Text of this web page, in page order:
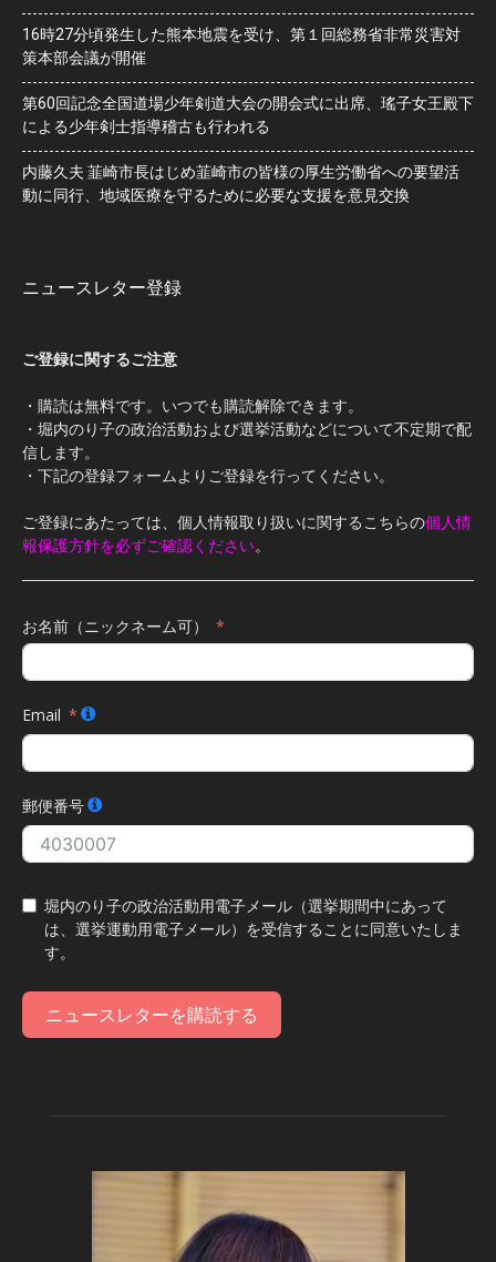
16時27分頃発生した熊本地震を受け、第１回総務省非常災害対
策本部会議が開催
第60回記念全国道場少年剣道大会の開会式に出席、瑤子女王殿下
による少年剣士指導稽古も行われる
内藤久夫 韮崎市長はじめ韮崎市の皆様の厚生労働省への要望活
動に同行、地域医療を守るために必要な支援を意見交換
ニュースレター登録
ご登録に関するご注意
・購読は無料です。いつでも購読解除できます。
・堀内のり子の政治活動および選挙活動などについて不定期で配
信します。
・下記の登録フォームよりご登録を行ってください。
ご登録にあたっては、個人情報取り扱いに関するこちらの個人情
報保護方針を必ずご確認ください。
お名前（ニックネーム可）
Email
郵便番号
堀内のり子の政治活動用電子メール（選挙期間中にあって
は、選挙運動用電子メール）を受信することに同意いたしま
す。
ニュースレターを購読する